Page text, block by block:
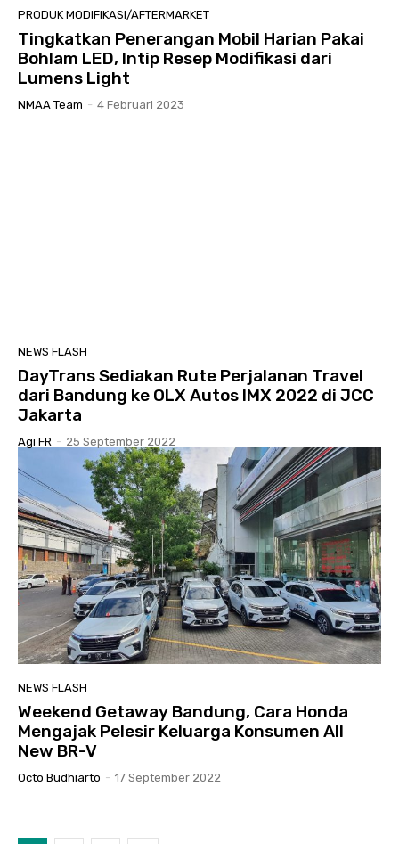
PRODUK MODIFIKASI/AFTERMARKET
Tingkatkan Penerangan Mobil Harian Pakai
Bohlam LED, Intip Resep Modifikasi dari
Lumens Light
NMAA Team - 4 Februari 2023
NEWS FLASH
DayTrans Sediakan Rute Perjalanan Travel
dari Bandung ke OLX Autos IMX 2022 di JCC
Jakarta
Agi FR - 25 September 2022
NEWS FLASH
Weekend Getaway Bandung, Cara Honda
Mengajak Pelesir Keluarga Konsumen All
New BR-V
Octo Budhiarto - 17 September 2022